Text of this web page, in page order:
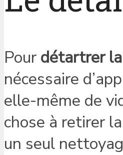
Pour détartrer
nécessaire
elle-même de
chose à retirer
un seul